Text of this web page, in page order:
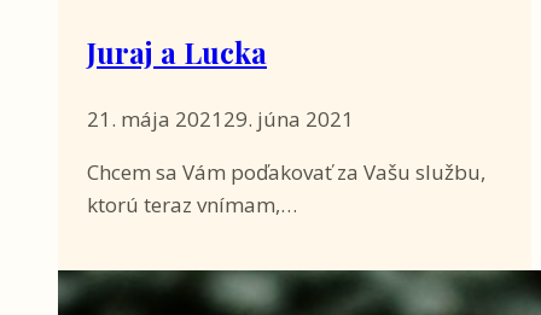
Juraj a Lucka
21. mája 2021 29. júna 2021
Chcem sa Vám poďakovať za Vašu službu,
ktorú teraz vnímam,…